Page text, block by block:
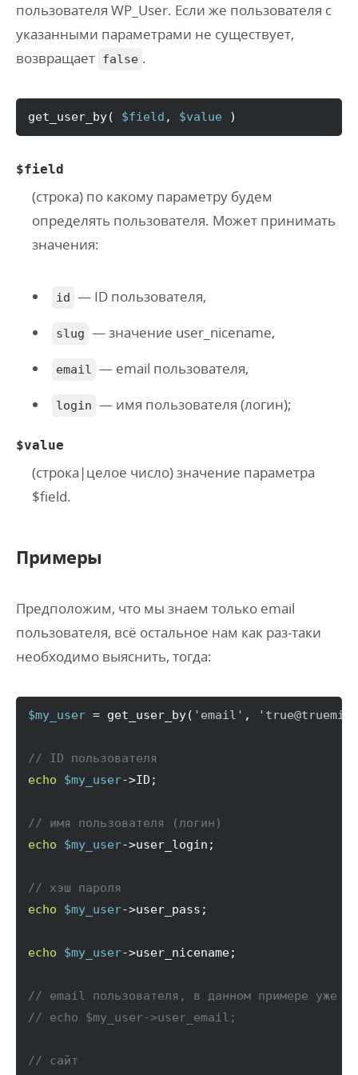
пользователя WP_User. Если же пользователя с
указанными параметрами не существует,
возвращает false .
get_user_by( $field , $value )
$field
(строка) по какому параметру будем
определять пользователя. Может принимать
значения:
id — ID пользователя,
slug — значение user_nicename,
email — email пользователя,
login — имя пользователя (логин);
$value
(строка |целое число) значение параметра
$field.
Примеры
Предположим, что мы знаем только email
пользователя, всё остальное нам как раз-таки
необходимо выяснить, тогда:
$my_user = get_user_by( 'email' ,
// ID пользователя
echo
$my_user->ID ;
// имя пользователя (логин)
echo
$my_user->user_login ;
// хэш пароля
echo
$my_user->user_pass ;
echo $my_user->user_nicename;
// email пользователя, в данном примере уже
// echo $my_user->user_email;
// сайт